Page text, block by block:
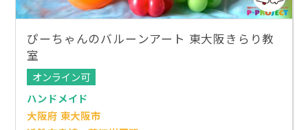
ぴーちゃんのバルーンアート 東大阪きらり教
室
オンライン可
ハンドメイド
大阪府 東大阪市